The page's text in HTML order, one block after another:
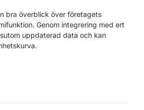
bra överblick över företagets
Genom integrering med ert
uppdaterad data och kan